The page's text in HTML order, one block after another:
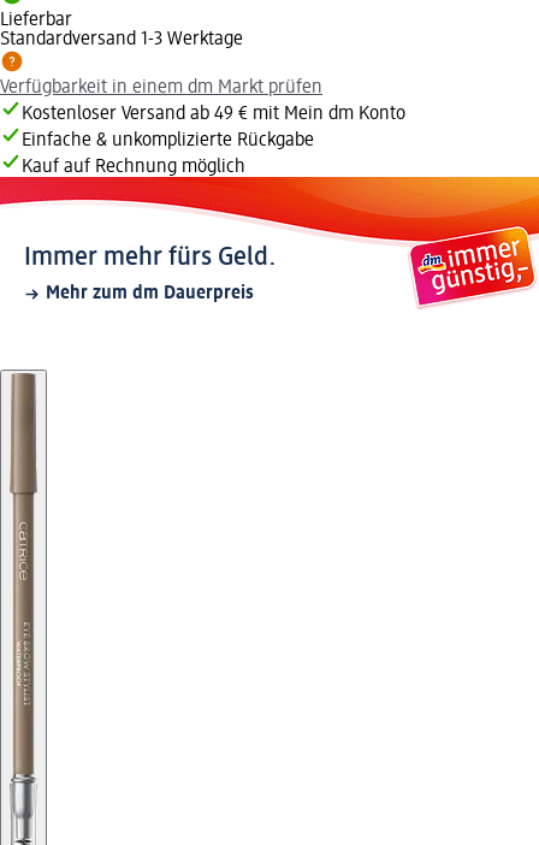
Lieferbar
Standardversand 1-3 Werktage
Verfügbarkeit in einem dm Markt prüfen
Kostenloser Versand ab 49 € mit Mein dm Konto
Einfache & unkomplizierte Rückgabe
Kauf auf Rechnung möglich
Immer mehr fürs Geld.
Mehr zum dm Dauerpreis